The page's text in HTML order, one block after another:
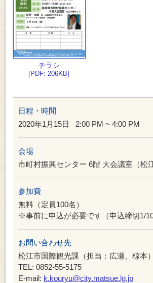
チラシ
[PDF: 206KB]
日程・時間
2020年1月15日
2:00 PM ~ 4:00 PM
会場
市町村振興センター 6階 大会議室（松
参加費
無料（定員100名）
※事前に申込が必要です（申込締切1/10
お問い合わせ先
松江市国際観光課（担当：広瀬、椋本）
TEL: 0852-55-5175
E-mail: k.kouryu@city.matsue.lg.jp